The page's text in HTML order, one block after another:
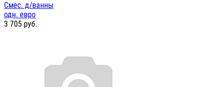
Смес. д/ванны
одн. евро
3 705 руб.